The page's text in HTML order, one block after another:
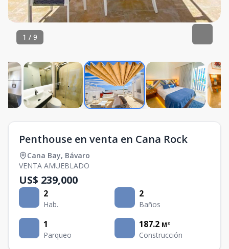
1 / 9
Penthouse en venta en Cana Rock
Cana Bay, Bávaro
VENTA AMUEBLADO
US$ 239,000
2
Hab.
2
Baños
1
Parqueo
187.2 M²
Construcción